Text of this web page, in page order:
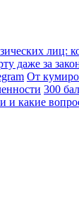
лиц:
даже за
От
300
какие